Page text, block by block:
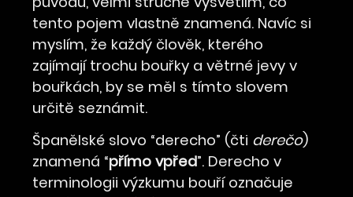
tento pojem vlastně znamená. Navíc si
myslím, že každý člověk, kterého
zajímají trochu bouřky a větrné jevy v
bouřkách, by se měl s tímto slovem
určitě seznámit.
Španělské slovo “derecho” (čti derečo)
znamená “přímo vpřed”. Derecho v
terminologii výzkumu bouří označuje